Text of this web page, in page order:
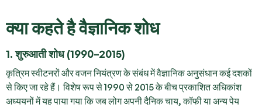
क्या कहते है वैज्ञानिक शोध
1. शुरुआती शोध (1990–2015)
कृत्रिम स्वीटनरों और वजन नियंत्रण के संबंध में वैज्ञानिक अनुसंधान कई दशकों
से किए जा रहे हैं। विशेष रूप से 1990 से 2015 के बीच प्रकाशित अधिकांश
अध्ययनों में यह पाया गया कि जब लोग अपनी दैनिक चाय, कॉफी या अन्य पेय